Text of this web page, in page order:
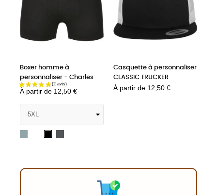
Boxer homme à
personnaliser - Charles
À partir de 12,50 €
Casquette à personnaliser
CLASSIC TRUCKER
À partir de 12,50 €